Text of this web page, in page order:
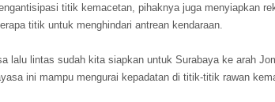
titik kemacetan, pihaknya juga menyiapkan
titik untuk menghindari antrean kendaraan.
lalu lintas sudah kita siapkan untuk Surabaya ke arah
ini mampu mengurai kepadatan di titik-titik rawan